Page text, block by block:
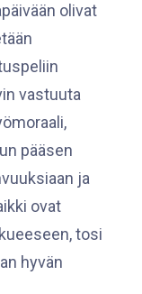
olivat
vastuuta
pääsen
ja
ovat
tosi
hyvän